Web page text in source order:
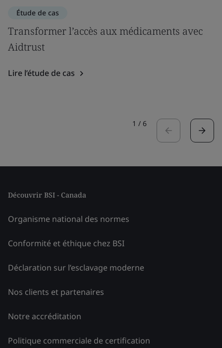
Étude de cas
Transformer l’accès aux médicaments avec
Aidtrust
Lire l’étude de cas
1 / 6
Découvrir BSI - Canada
Organisme national des normes
Conformité et éthique chez BSI
Déclaration sur l’esclavage moderne
Nos clients et partenaires
Notre accréditation
Politique commerciale de certification